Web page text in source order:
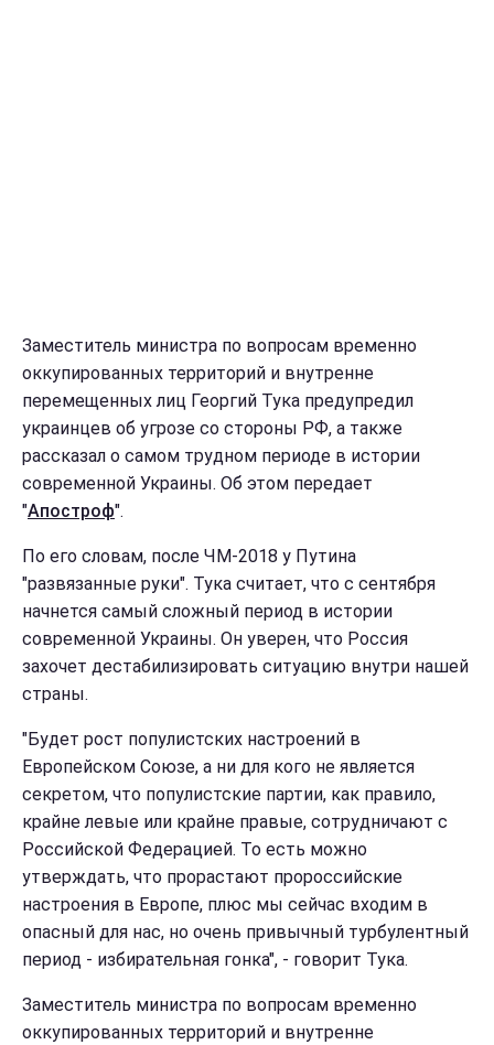
Заместитель министра по вопросам временно
оккупированных территорий и внутренне
перемещенных лиц Георгий Тука предупредил
украинцев об угрозе со стороны РФ, а также
рассказал о самом трудном периоде в истории
современной Украины. Об этом передает
"Апостроф".
По его словам, после ЧМ-2018 у Путина
"развязанные руки". Тука считает, что с сентября
начнется самый сложный период в истории
современной Украины. Он уверен, что Россия
захочет дестабилизировать ситуацию внутри нашей
страны.
"Будет рост популистских настроений в
Европейском Союзе, а ни для кого не является
секретом, что популистские партии, как правило,
крайне левые или крайне правые, сотрудничают с
Российской Федерацией. То есть можно
утверждать, что прорастают пророссийские
настроения в Европе, плюс мы сейчас входим в
опасный для нас, но очень привычный турбулентный
период - избирательная гонка", - говорит Тука.
Заместитель министра по вопросам временно
оккупированных территорий и внутренне